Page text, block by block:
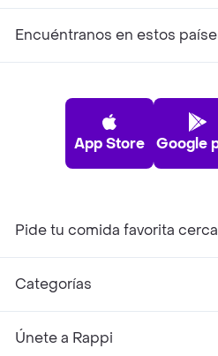
Encuéntranos en estos
App Store Google
Pide tu comida favorita
Categorías
Únete a Rappi